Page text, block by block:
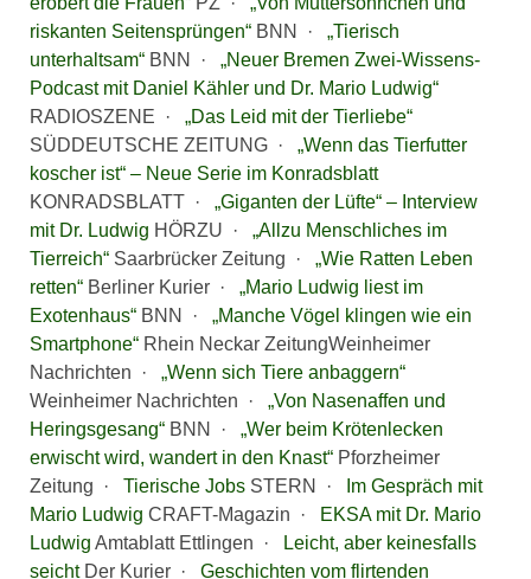
riskanten Seitensprüngen“BNN ·
„Tierisch
unterhaltsam“BNN ·
„Neuer Bremen Zwei-Wissens-
Podcast mit Daniel Kähler und Dr. Mario Ludwig“
RADIOSZENE ·
„Das Leid mit der Tierliebe“
SÜDDEUTSCHE ZEITUNG ·
„Wenn das Tierfutter
koscher ist“ – Neue Serie im Konradsblatt
KONRADSBLATT ·
„Giganten der Lüfte“ – Interview
mit Dr. Ludwig HÖRZU ·
„Allzu Menschliches im
Tierreich“Saarbrücker Zeitung ·
„Wie Ratten Leben
retten“Berliner Kurier ·
„Mario Ludwig liest im
Exotenhaus“BNN ·
„Manche Vögel klingen wie ein
Smartphone“Rhein Neckar ZeitungWeinheimer
Nachrichten ·
„Wenn sich Tiere anbaggern“
Weinheimer Nachrichten ·
„Von Nasenaffen und
Heringsgesang“BNN ·
„Wer beim Krötenlecken
erwischt wird, wandert in den Knast“Pforzheimer
Zeitung ·
Tierische JobsSTERN ·
Im Gespräch mit
Mario Ludwig CRAFT-Magazin ·
EKSA mit Dr. Mario
Ludwig Amtablatt Ettlingen ·
Leicht, aber keinesfalls
seichtDer Kurier · Geschichten vom flirtenden